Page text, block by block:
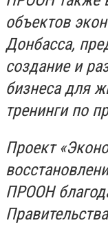
объектов
Донбасса,
создание и
бизнеса для
тренинги по
Проект
ПРООН